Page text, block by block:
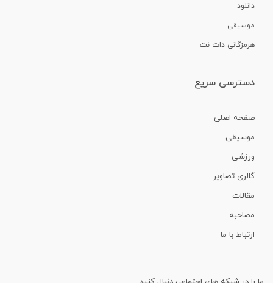
دانلود
موسیقی
هرمزگانی دات نت
دسترسی سریع
صفحه اصلی
موسیقی
ورزشی
گالری تصاویر
مقالات
مصاحبه
ارتباط با ما